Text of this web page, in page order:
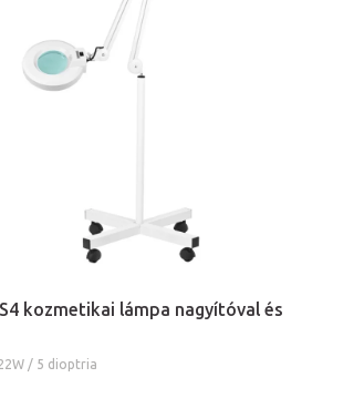
S4 kozmetikai lámpa nagyítóval és
/ 5 dioptria